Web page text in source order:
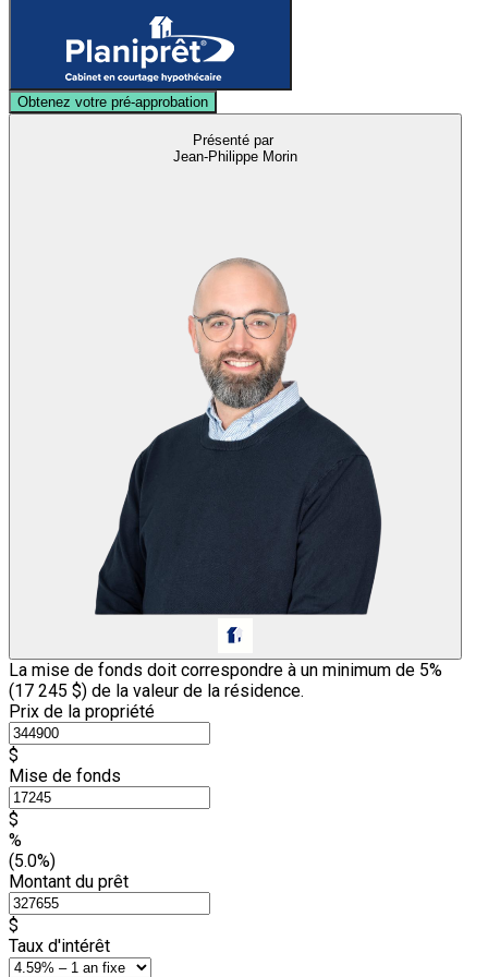
Obtenez votre pré-approbation
Présenté par
Jean-Philippe Morin
La mise de fonds doit correspondre à un minimum de 5%
(17 245 $) de la valeur de la résidence.
Prix de la propriété
$
Mise de fonds
$
%
(5.0%)
Montant du prêt
$
Taux d'intérêt